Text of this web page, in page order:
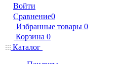
Войти
Сравнение0
Избранные товары 0
Корзина 0
Каталог